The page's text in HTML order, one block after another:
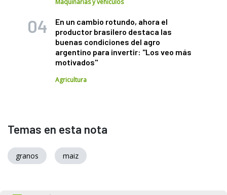
Maquinarias y vehículos
En un cambio rotundo, ahora el
productor brasilero destaca las
buenas condiciones del agro
argentino para invertir: "Los veo más
motivados"
Agricultura
Temas en esta nota
granos maiz